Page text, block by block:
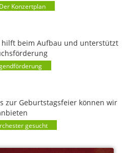
Der Konzertplan
hilft beim Aufbau und unterstützt
zur Geburtstagsfeier können wir
gesucht